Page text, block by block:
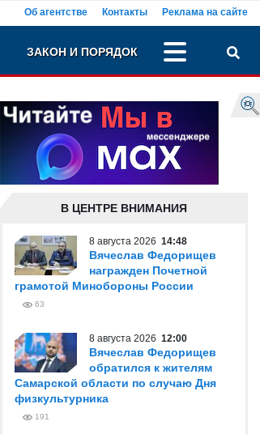
Об агентстве Контакты Реклама на сайте
ЗАКОН И ПОРЯДОК
В ЦЕНТРЕ ВНИМАНИЯ
8 августа 2026 14:48
Вячеслав Федорищев
награжден Почетной
грамотой Минобороны России
63
8 августа 2026 12:00
Вячеслав Федорищев
обратился к жителям
Самарской области по случаю Дня
физкультурника
191